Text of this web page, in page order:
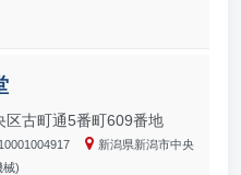
区古町通5番町609番地
新潟県新潟市中央
械)